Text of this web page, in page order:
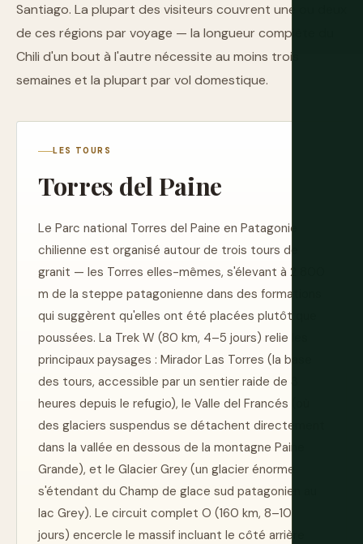
Santiago. La plupart des visiteurs couvrent une ou deux
de ces régions par voyage — la longueur complète du
Chili d'un bout à l'autre nécessite au moins trois
semaines et la plupart par vol domestique.
LES TOURS
Torres del Paine
Le Parc national Torres del Paine en Patagonie
chilienne est organisé autour de trois tours de
granit — les Torres elles-mêmes, s'élevant à 2 800
m de la steppe patagonienne dans des formations
qui suggèrent qu'elles ont été placées plutôt que
poussées. La Trek W (80 km, 4–5 jours) relie les
principaux paysages : Mirador Las Torres (la base
des tours, accessible par un sentier raide de 3
heures depuis le refugio), le Valle del Francés (où
des glaciers suspendus se détachent directement
dans la vallée en dessous de la montagne Paine
Grande), et le Glacier Grey (un glacier énorme
s'étendant du Champ de glace sud patagonien au
lac Grey). Le circuit complet O (160 km, 8–10
jours) encercle le massif incluant le côté arrière